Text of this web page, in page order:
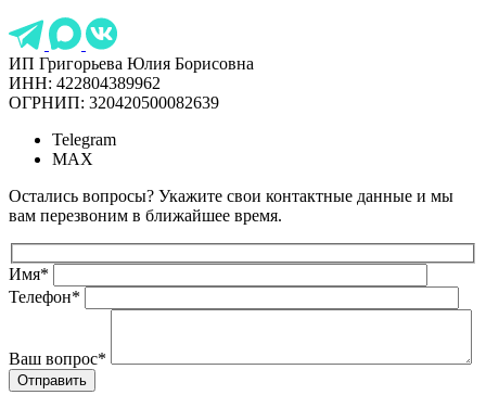
ИП Григорьева Юлия Борисовна
ИНН: 422804389962
ОГРНИП: 320420500082639
Telegram
MAX
Остались вопросы? Укажите свои контактные данные и мы
вам перезвоним в ближайшее время.
Имя*
Телефон*
Ваш вопрос*